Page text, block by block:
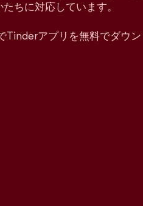
ちに対応しています。
Tinderアプリを無料でダウ